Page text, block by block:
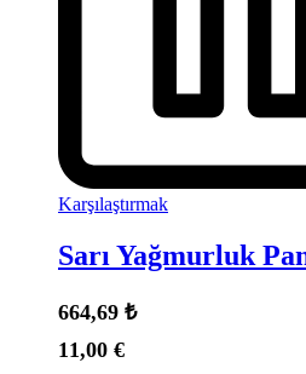
Karşılaştırmak
Sarı Yağmurluk
664,69 ₺
11,00 €